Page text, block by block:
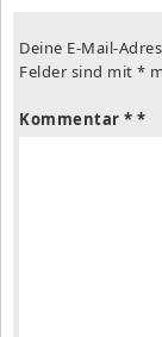
Deine E-Mail-
Felder sind mit *
Kommentar *